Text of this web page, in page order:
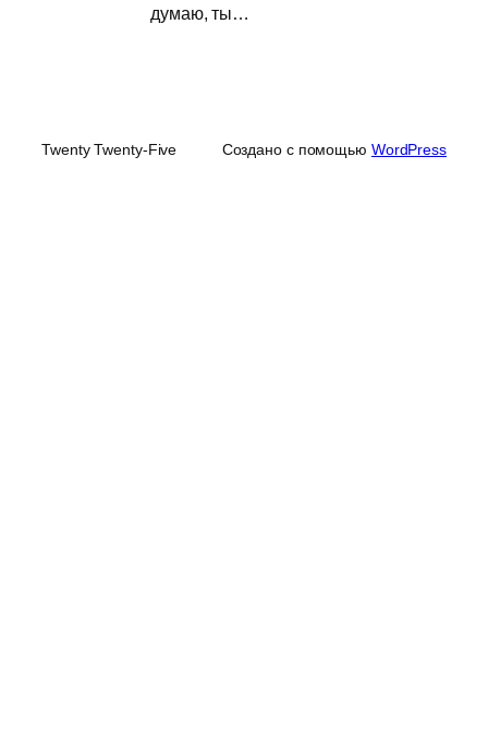
думаю, ты…
Twenty Twenty-Five Создано с помощью WordPress